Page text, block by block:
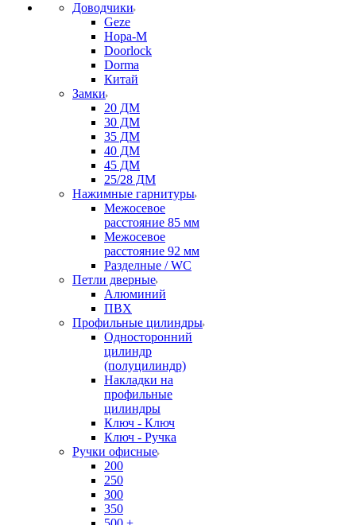
Доводчики
Geze
Нора-М
Doorlock
Dorma
Китай
Замки
20 ДМ
30 ДМ
35 ДМ
40 ДМ
45 ДМ
25/28 ДМ
Нажимные гарнитуры
Межосевое
расстояние 85 мм
Межосевое
расстояние 92 мм
Разделные / WC
Петли дверные
Алюминий
ПВХ
Профильные цилиндры
Односторонний
цилиндр
(полуцилиндр)
Накладки на
профильные
цилиндры
Ключ - Ключ
Ключ - Ручка
Ручки офисные
200
250
300
350